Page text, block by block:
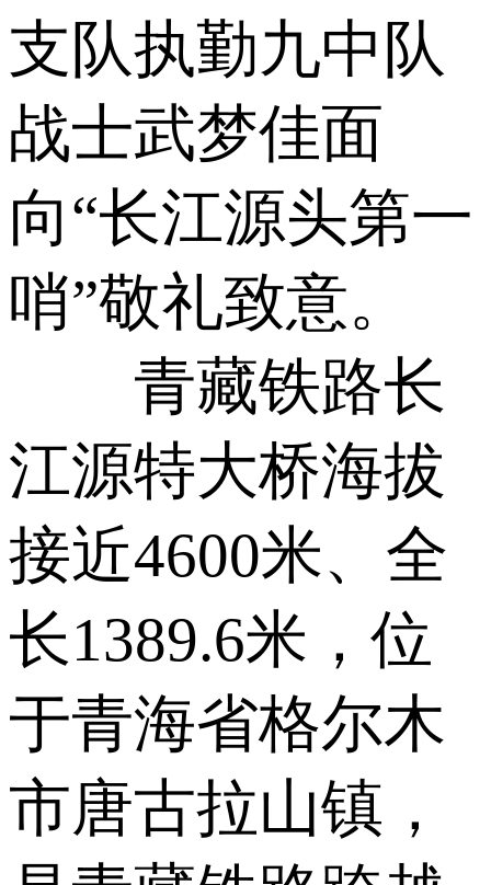
支队执勤九中队
战士武梦佳面
向“长江源头第一
哨”敬礼致意。
青藏铁路长
江源特大桥海拔
接近4600米、全
长1389.6米，位
于青海省格尔木
市唐古拉山镇，